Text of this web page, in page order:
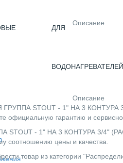
ДЛЯ
ВОДОНАГРЕВАТЕЛЕЙ
Описание
Описание
ГРУППА STOUT - 1" НА 3 КОНТУРА
официальную гарантию и
STOUT - 1" НА 3 КОНТУРА 3/4"
соотношению цены и качества.
товар из категории